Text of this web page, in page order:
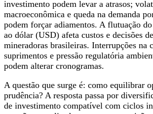
investimento podem levar a atrasos;
macroeconômica e queda na demanda
podem forçar adiamentos. A flutuação
ao dólar (USD) afeta custos e decisões
mineradoras brasileiras. Interrupções na
suprimentos e pressão regulatória
podem alterar cronogramas.
A questão que surge é: como equilibrar
prudência? A resposta passa por
de investimento compatível com ciclos